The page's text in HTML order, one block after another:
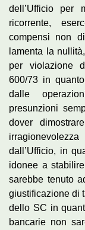
dell’Ufficio per
ricorrente,
compensi non
lamenta la
per violazione
600/73 in
dalle
presunzioni
dover
dall’Ufficio, in
idonee a
sarebbe tenuto
giustificazione di
dello SC in
bancarie non